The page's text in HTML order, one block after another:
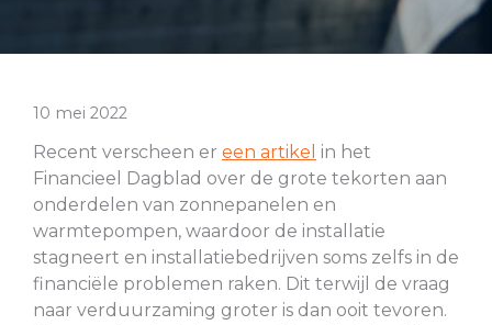
10 mei 2022
Recent verscheen er een artikel in het
Financieel Dagblad over de grote tekorten aan
onderdelen van zonnepanelen en
warmtepompen, waardoor de installatie
stagneert en installatiebedrijven soms zelfs in de
financiële problemen raken. Dit terwijl de vraag
naar verduurzaming groter is dan ooit tevoren.